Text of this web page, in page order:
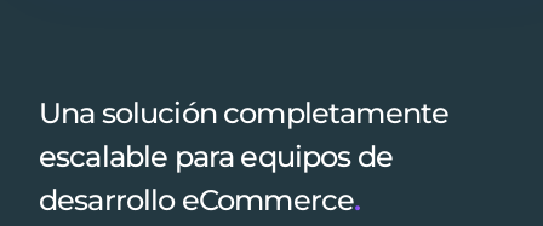
Una solución completamente
escalable para equipos de
desarrollo eCommerce.